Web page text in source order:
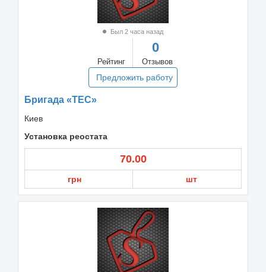
Был 2 часа назад
Рейтинг
0
Отзывов
Предложить работу
Бригада «ТЕС»
Киев
Установка реостата
70.00
грн шт